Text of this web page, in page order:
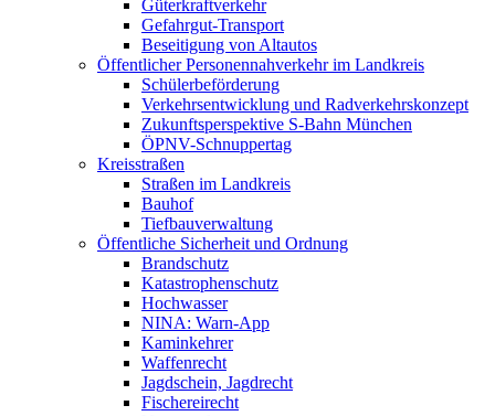
Güterkraftverkehr
Gefahrgut-Transport
Beseitigung von Altautos
Öffentlicher Personennahverkehr im Landkreis
Schülerbeförderung
Verkehrsentwicklung und Radverkehrskonzept
Zukunftsperspektive S-Bahn München
ÖPNV-Schnuppertag
Kreisstraßen
Straßen im Landkreis
Bauhof
Tiefbauverwaltung
Öffentliche Sicherheit und Ordnung
Brandschutz
Katastrophenschutz
Hochwasser
NINA: Warn-App
Kaminkehrer
Waffenrecht
Jagdschein, Jagdrecht
Fischereirecht